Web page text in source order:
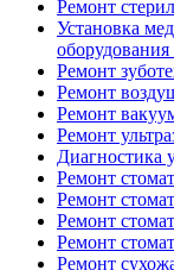
Ремонт
Установка
Ремонт
Ремонт
Ремонт
Ремонт
Диагностика
Ремонт
Ремонт
Ремонт
Ремонт
Ремонт